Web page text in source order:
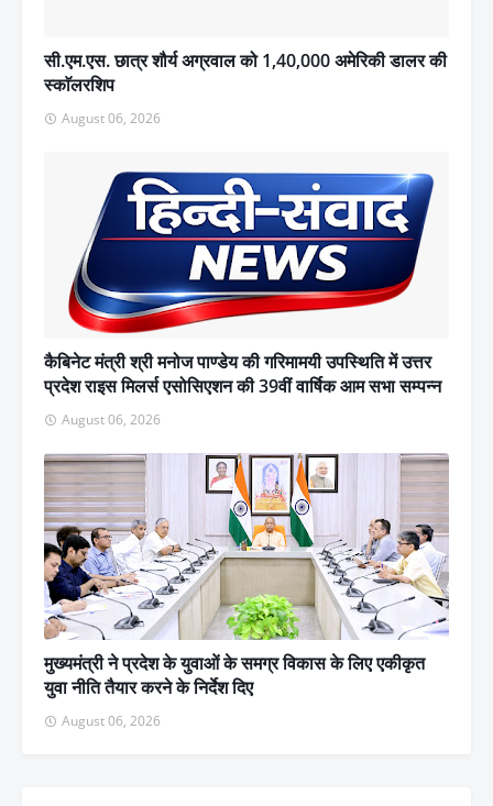
सी.एम.एस. छात्र शौर्य अग्रवाल को 1,40,000 अमेरिकी डालर की
स्काॅलरशिप
August 06, 2026
कैबिनेट मंत्री श्री मनोज पाण्डेय की गरिमामयी उपस्थिति में उत्तर
प्रदेश राइस मिलर्स एसोसिएशन की 39वीं वार्षिक आम सभा सम्पन्न
August 06, 2026
मुख्यमंत्री ने प्रदेश के युवाओं के समग्र विकास के लिए एकीकृत
युवा नीति तैयार करने के निर्देश दिए
August 06, 2026